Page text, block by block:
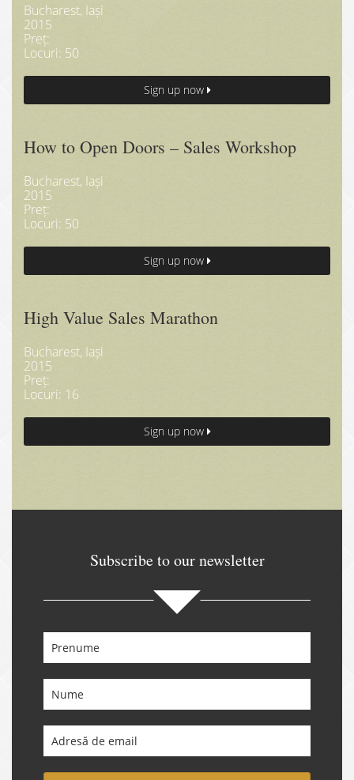
Bucharest, Iași
2015
Preț:
Locuri: 50
Sign up now
How to Open Doors – Sales Workshop
Bucharest, Iași
2015
Preț:
Locuri: 50
Sign up now
High Value Sales Marathon
Bucharest, Iași
2015
Preț:
Locuri: 16
Sign up now
Subscribe to our newsletter